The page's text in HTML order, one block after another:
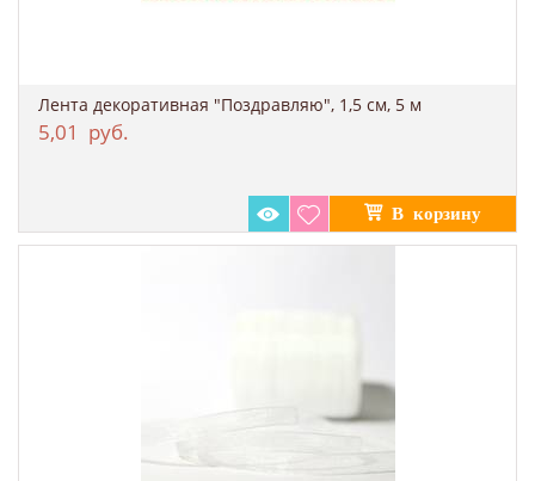
Лента декоративная "Поздравляю", 1,5 см, 5 м
5,01 руб.